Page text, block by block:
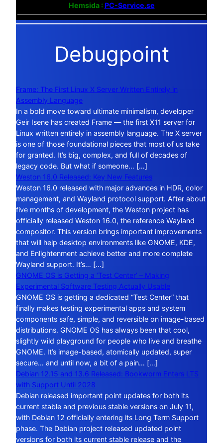
Hemsida :PC-Service.se
Debugpoint
Frame: The First Linux X Server Written Entirely in
Assembly Language
In a bold move toward ultimate minimalism, developer
Geir Isene has created Frame — the first X11 server for
Linux written entirely in assembly language. The X server
is one of those foundational pieces that most of us take
for granted. It’s big, complex, and full of decades of
legacy code. But what if someone… […]
Weston 16.0 Released: Key New Features
Weston 16.0 released with major advances in HDR, color
management, and Wayland protocol support. After about
five months of development, the Weston project has
officially released Weston 16.0, the reference Wayland
compositor. This version brings important improvements
that will help desktop environments like GNOME, KDE,
and Enlightenment achieve better and more complete
Wayland support. It’s… […]
GNOME OS is Getting a ‘Test Center’ – Making
Experimental Software Testing Actually Usable
GNOME OS is getting a dedicated “Test Center” that
finally makes testing experimental apps and system
components safe, simple, and reversible on image-based
distributions. GNOME OS has always been that cool,
slightly wild playground for people who live and breathe
GNOME. It’s image-based, atomically updated, super
secure… and until now, a bit of a pain… […]
Debian 12.15 and 13.6 Released: Bookworm Enters LTS
with Support Until 2028
Debian released important point updates for both its
current stable and previous stable versions on July 11,
with Debian 12 officially entering its Long Term Support
phase. The Debian project released updated point
versions for both its current stable release and the